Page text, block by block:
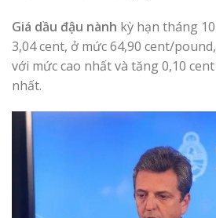
Giá dầu đậu nành kỳ hạn tháng
3,04 cent, ở mức 64,90 cent/
với mức cao nhất và tăng 0,10
nhất.